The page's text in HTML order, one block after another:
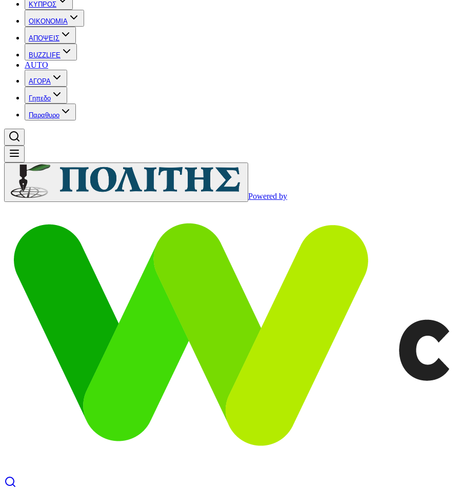
ΚΥΠΡΟΣ
OIKONOMIA
ΑΠΟΨΕΙΣ
BUZZLIFE
AUTO
ΑΓΟΡΑ
Γηπεδο
Παραθυρο
Powered by